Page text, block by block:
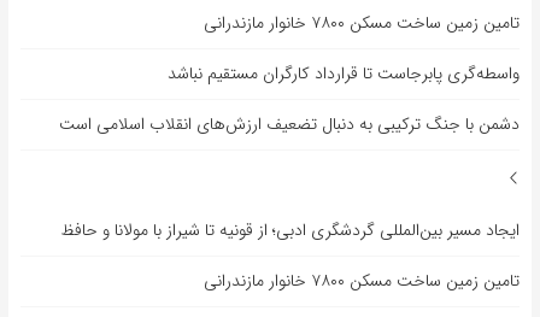
تامین زمین ساخت مسکن ۷۸۰۰ خانوار مازندرانی
واسطه‌گری پابرجاست تا قرارداد کارگران مستقیم نباشد
دشمن با جنگ ترکیبی به دنبال تضعیف ارزش‌های انقلاب اسلامی است
ایجاد مسیر بین‌المللی گردشگری ادبی؛ از قونیه تا شیراز با مولانا و حافظ
تامین زمین ساخت مسکن ۷۸۰۰ خانوار مازندرانی